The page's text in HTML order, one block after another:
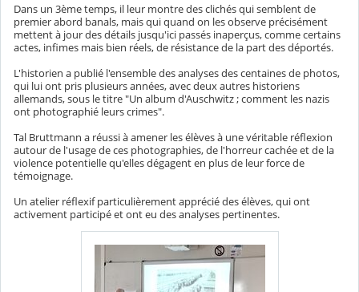
Dans un 3ème temps, il leur montre des clichés qui semblent de
premier abord banals, mais qui quand on les observe précisément
mettent à jour des détails jusqu'ici passés inaperçus, comme certains
actes, infimes mais bien réels, de résistance de la part des déportés.
L'historien a publié l'ensemble des analyses des centaines de photos,
qui lui ont pris plusieurs années, avec deux autres historiens
allemands, sous le titre "Un album d'Auschwitz ; comment les nazis
ont photographié leurs crimes".
Tal Bruttmann a réussi à amener les élèves à une véritable réflexion
autour de l'usage de ces photographies, de l'horreur cachée et de la
violence potentielle qu'elles dégagent en plus de leur force de
témoignage.
Un atelier réflexif particulièrement apprécié des élèves, qui ont
activement participé et ont eu des analyses pertinentes.